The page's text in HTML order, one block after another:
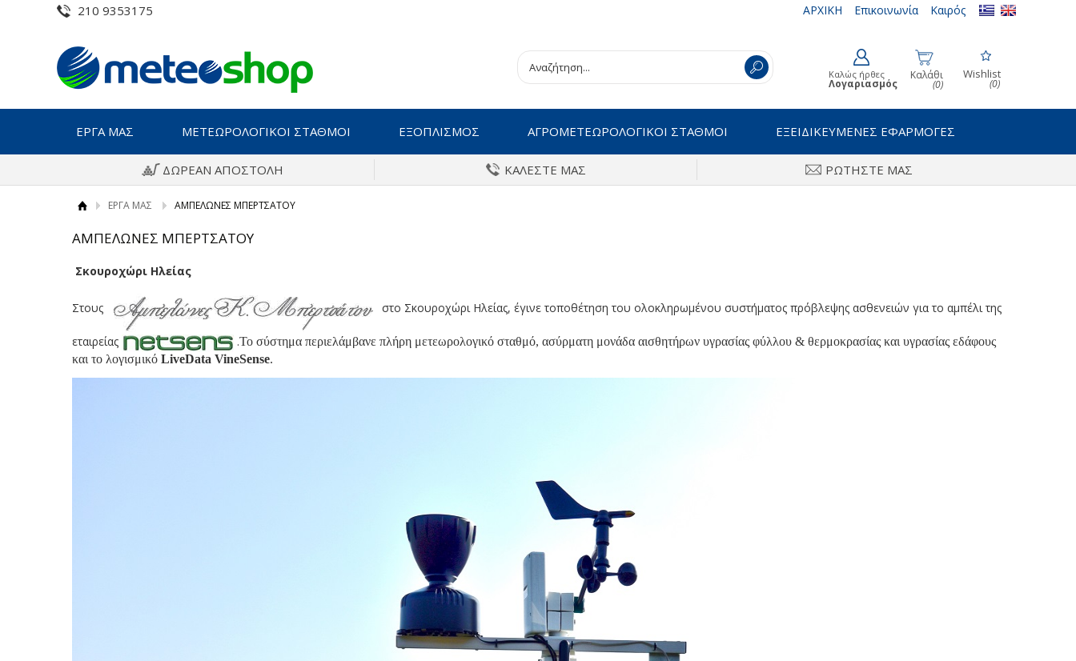
210 9353175 ΑΡΧΙΚΗ Επικοινωνία Καιρός
Καλώς ήρθες
Λογαριασμός
Καλάθι
(0)
Wishlist
(0)
ΕΡΓΑ ΜΑΣ ΜΕΤΕΩΡΟΛΟΓΙΚΟΙ ΣΤΑΘΜΟΙ ΕΞΟΠΛΙΣΜΟΣ ΑΓΡΟΜΕΤΕΩΡΟΛΟΓΙΚΟΙ ΣΤΑΘΜΟΙ ΕΞΕΙΔΙΚΕΥΜΕΝΕΣ ΕΦΑΡΜΟΓΕΣ
ΔΩΡΕΑΝ ΑΠΟΣΤΟΛΗ ΚΑΛΕΣΤΕ ΜΑΣ ΡΩΤΗΣΤΕ ΜΑΣ
ΕΡΓΑ ΜΑΣ ΑΜΠΕΛΩΝΕΣ ΜΠΕΡΤΣΑΤΟΥ
ΑΜΠΕΛΩΝΕΣ ΜΠΕΡΤΣΑΤΟΥ
Σκουροχώρι Ηλείας
Στους στο Σκουροχώρι Ηλείας, έγινε τοποθέτηση του ολοκληρωμένου συστήματος πρόβλεψης ασθενειών για το αμπέλι της
εταιρείας .Το σύστημα περιελάμβανε πλήρη μετεωρολογικό σταθμό, ασύρματη μονάδα αισθητήρων υγρασίας φύλλου & θερμοκρασίας και υγρασίας εδάφους
και το λογισμικό LiveData VineSense.